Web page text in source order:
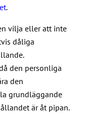
.
vilja eller att inte
dåliga
den personliga
den
grundläggande
är åt pipan.